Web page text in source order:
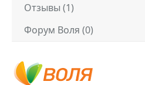
Отзывы (1)
Форум Воля (0)